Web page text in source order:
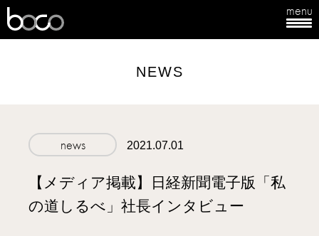
menu
NEWS
news 2021.07.01
【メディア掲載】日経新聞電子版「私
の道しるべ」社長インタビュー